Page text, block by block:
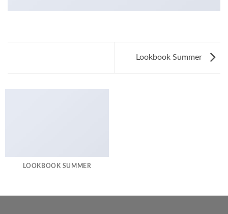
Lookbook Summer
LOOKBOOK SUMMER